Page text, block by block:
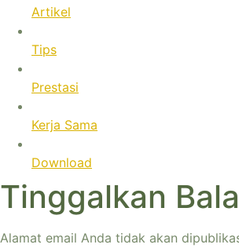
Artikel
Tips
Prestasi
Kerja Sama
Download
Tinggalkan
Alamat email Anda tidak akan